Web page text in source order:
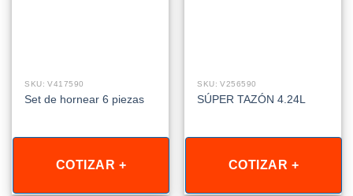
SKU: V417590
Set de hornear 6 piezas
COTIZAR +
SKU: V256590
SÚPER TAZÓN 4.24L
COTIZAR +